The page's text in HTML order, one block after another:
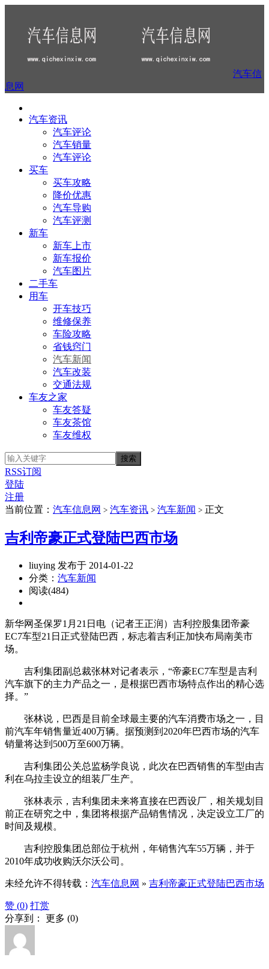
汽车信
息网
汽车资讯
汽车评论
汽车销量
汽车评论
买车
买车攻略
降价优惠
汽车导购
汽车评测
新车
新车上市
新车报价
汽车图片
二手车
用车
开车技巧
维修保养
车险攻略
省钱窍门
汽车新闻
汽车改装
交通法规
车友之家
车友答疑
车友茶馆
车友维权
RSS订阅
登陆
注册
当前位置： 汽车信息网 > 汽车资讯 > 汽车新闻 > 正文
吉利帝豪正式登陆巴西市场
liuying 发布于 2014-01-22
分类： 汽车新闻
阅读(484)
新华网圣保罗1月21日电（记者王正润）吉利控股集团帝豪
EC7车型21日正式登陆巴西，标志着吉利正加快布局南美市
场。
吉利集团副总裁张林对记者表示，“帝豪EC7车型是吉利
汽车旗下的主力产品之一，是根据巴西市场特点作出的精心选
择。”
张林说，巴西是目前全球最主要的汽车消费市场之一，目
前汽车年销售量近400万辆。据预测到2020年巴西市场的汽车
销量将达到500万至600万辆。
吉利集团公关总监杨学良说，此次在巴西销售的车型由吉
利在乌拉圭设立的组装厂生产。
张林表示，吉利集团未来将直接在巴西设厂，相关规划目
前正在研究之中，集团将根据产品销售情况，决定设立工厂的
时间及规模。
吉利控股集团总部位于杭州，年销售汽车55万辆，并于
2010年成功收购沃尔沃公司。
未经允许不得转载： 汽车信息网 » 吉利帝豪正式登陆巴西市场
赞 (0) 打赏
分享到： 更多 (0)